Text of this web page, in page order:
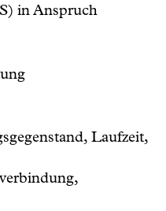
in Anspruch
Laufzeit,